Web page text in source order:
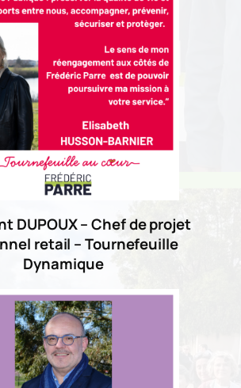
DUPOUX – Chef de projet
retail – Tournefeuille
Dynamique